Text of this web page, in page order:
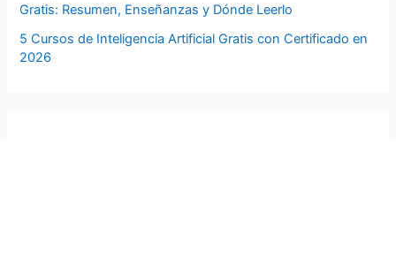
Gratis: Resumen, Enseñanzas y Dónde Leerlo
5 Cursos de Inteligencia Artificial Gratis con Certificado en
2026